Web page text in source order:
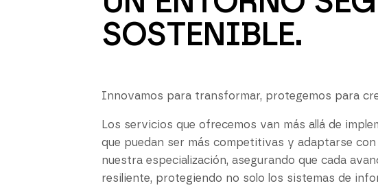
SOSTENIBLE.
Innovamos para transformar, protegemos para
Los servicios que ofrecemos van más allá de
que puedan ser más competitivas y adaptarse
nuestra especialización, asegurando que cada
resiliente, protegiendo no solo los sistemas de